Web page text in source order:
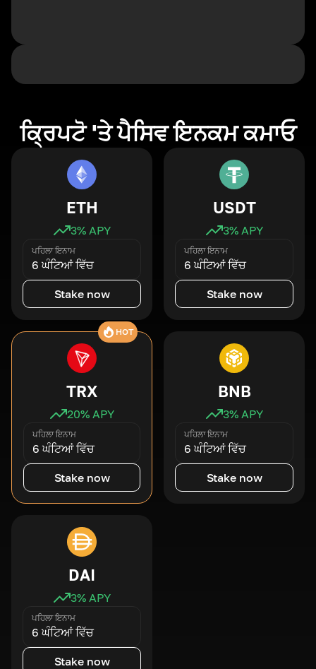
ਕ੍ਰਿਪਟੋ 'ਤੇ ਪੈਸਿਵ ਇਨਕਮ ਕਮਾਓ
ETH
3% APY
ਪਹਿਲਾ ਇਨਾਮ
6 ਘੰਟਿਆਂ ਵਿੱਚ
Stake now
USDT
3% APY
ਪਹਿਲਾ ਇਨਾਮ
6 ਘੰਟਿਆਂ ਵਿੱਚ
Stake now
HOT
TRX
20% APY
ਪਹਿਲਾ ਇਨਾਮ
6 ਘੰਟਿਆਂ ਵਿੱਚ
Stake now
BNB
3% APY
ਪਹਿਲਾ ਇਨਾਮ
6 ਘੰਟਿਆਂ ਵਿੱਚ
Stake now
DAI
3% APY
ਪਹਿਲਾ ਇਨਾਮ
6 ਘੰਟਿਆਂ ਵਿੱਚ
Stake now